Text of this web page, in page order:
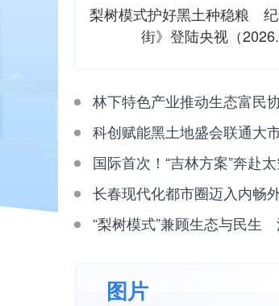
梨树模式护好黑土种稳粮
街》登陆央视（
林下特色产业推动生态富民
科创赋能黑土地盛会联通大
国际首次！“吉林方案”奔赴
长春现代化都市圈迈入内畅
“梨树模式”兼顾生态与民生
图片